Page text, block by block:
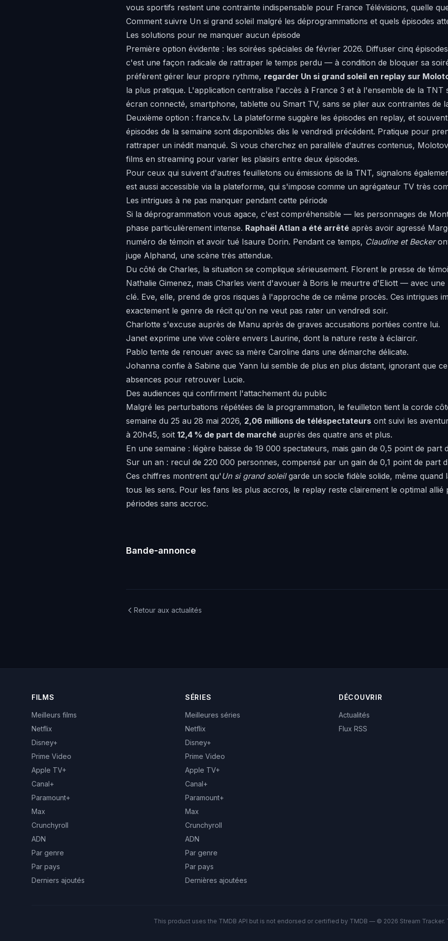
vous sportifs restent une contrainte indispensable pour France Télévisions, quelle
Comment suivre Un si grand soleil malgré les déprogrammations et quels épisodes
Les solutions pour ne manquer aucun épisode
Première option évidente : les soirées spéciales de février 2026. Diffuser cinq
c'est une façon radicale de rattraper le temps perdu — à condition de bloquer sa
préfèrent gérer leur propre rythme, regarder Un si grand soleil en replay sur
la plus pratique. L'application centralise l'accès à France 3 et à l'ensemble de la
écran connecté, smartphone, tablette ou Smart TV, sans se plier aux contraintes de
Deuxième option : france.tv. La plateforme suggère les épisodes en replay, et
épisodes de la semaine sont disponibles dès le vendredi précédent. Pratique pour
rattraper un inédit manqué. Si vous cherchez en parallèle d'autres contenus,
films en streaming pour varier les plaisirs entre deux épisodes.
Pour ceux qui suivent d'autres feuilletons ou émissions de la TNT, signalons
est aussi accessible via la plateforme, qui s'impose comme un agrégateur TV très
Les intrigues à ne pas manquer pendant cette période
Si la déprogrammation vous agace, c'est compréhensible — les personnages de
phase particulièrement intense. Raphaël Atlan a été arrêté après avoir agressé
numéro de témoin et avoir tué Isaure Dorin. Pendant ce temps, Claudine et Becker
juge Alphand, une scène très attendue.
Du côté de Charles, la situation se complique sérieusement. Florent le presse de
Nathalie Gimenez, mais Charles vient d'avouer à Boris le meurtre d'Eliott — avec une
clé. Eve, elle, prend de gros risques à l'approche de ce même procès. Ces intrigues
exactement le genre de récit qu'on ne veut pas rater un vendredi soir.
Charlotte s'excuse auprès de Manu après de graves accusations portées contre lui.
Janet exprime une vive colère envers Laurine, dont la nature reste à éclaircir.
Pablo tente de renouer avec sa mère Caroline dans une démarche délicate.
Johanna confie à Sabine que Yann lui semble de plus en plus distant, ignorant que
absences pour retrouver Lucie.
Des audiences qui confirment l'attachement du public
Malgré les perturbations répétées de la programmation, le feuilleton tient la corde
semaine du 25 au 28 mai 2026, 2,06 millions de téléspectateurs ont suivi les
à 20h45, soit 12,4 % de part de marché auprès des quatre ans et plus.
En une semaine : légère baisse de 19 000 spectateurs, mais gain de 0,5 point de part
Sur un an : recul de 220 000 personnes, compensé par un gain de 0,1 point de part
Ces chiffres montrent qu'Un si grand soleilgarde un socle fidèle solide, même quand
tous les sens. Pour les fans les plus accros, le replay reste clairement le optimal
périodes sans accroc.
Bande-annonce
Retour aux actualités
FILMS
Meilleurs films
Netflix
Disney+
Prime Video
Apple TV+
Canal+
Paramount+
Max
Crunchyroll
ADN
Par genre
Par pays
Derniers ajoutés
SÉRIES
Meilleures séries
Netflix
Disney+
Prime Video
Apple TV+
Canal+
Paramount+
Max
Crunchyroll
ADN
Par genre
Par pays
Dernières ajoutées
DÉCOUVRIR
Actualités
Flux RSS
This product uses the TMDB API but is not endorsed or certified by TMDB — © 2026 Stream Tracker.